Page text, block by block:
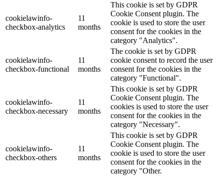
cookielawinfo-
checkbox-analytics
11
months
This cookie is set by GDPR
Cookie Consent plugin. The
cookie is used to store the user
consent for the cookies in the
category "Analytics".
cookielawinfo-
checkbox-functional
11
months
The cookie is set by GDPR
cookie consent to record the user
consent for the cookies in the
category "Functional".
cookielawinfo-
checkbox-necessary
11
months
This cookie is set by GDPR
Cookie Consent plugin. The
cookies is used to store the user
consent for the cookies in the
category "Necessary".
cookielawinfo-
checkbox-others
11
months
This cookie is set by GDPR
Cookie Consent plugin. The
cookie is used to store the user
consent for the cookies in the
category "Other.